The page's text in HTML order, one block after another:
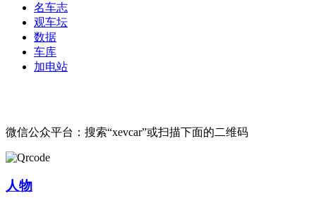
名车志
观车坛
数据
车库
加电站
微信公众平台：搜索“xevcar”或扫描下面的二维码
人物